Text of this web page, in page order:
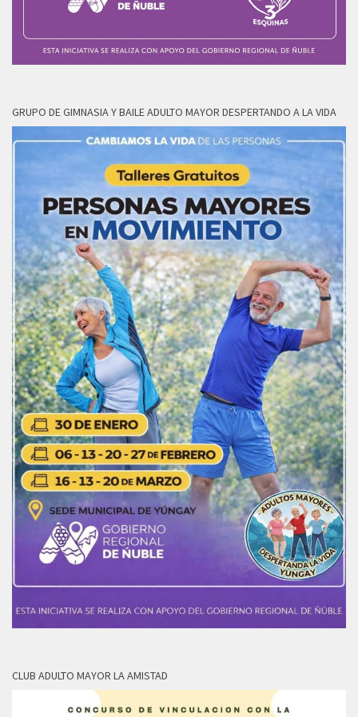
GRUPO DE GIMNASIA Y BAILE ADULTO MAYOR DESPERTANDO A LA VIDA
CLUB ADULTO MAYOR LA AMISTAD